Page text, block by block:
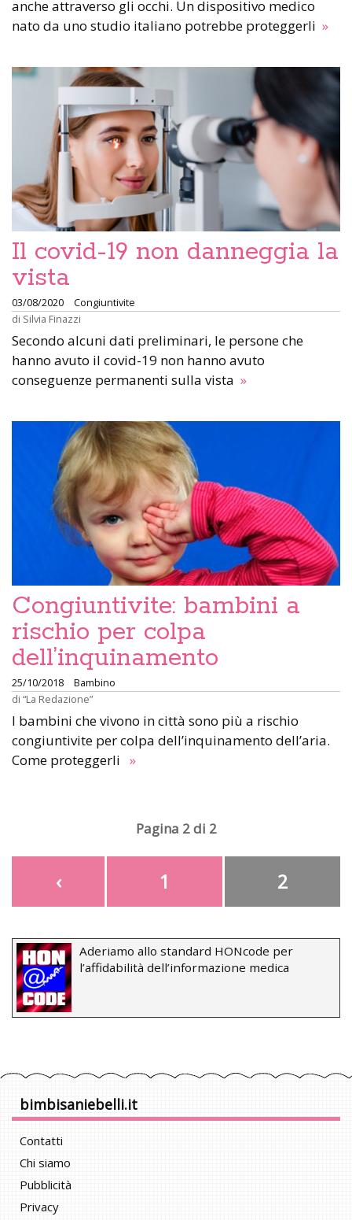
anche attraverso gli occhi. Un dispositivo medico
nato da uno studio italiano potrebbe proteggerli »
Il covid-19 non danneggia la
vista
03/08/2020
Congiuntivite
di Silvia Finazzi
Secondo alcuni dati preliminari, le persone che
hanno avuto il covid-19 non hanno avuto
conseguenze permanenti sulla vista »
Congiuntivite: bambini a
rischio per colpa
dell’inquinamento
25/10/2018
Bambino
di “La Redazione”
I bambini che vivono in città sono più a rischio
congiuntivite per colpa dell’inquinamento dell’aria.
Come proteggerli »
Pagina 2 di 2
‹ 1 2
Aderiamo allo standard HONcode per
l’affidabilità dell’informazione medica
bimbisaniebelli.it
Contatti
Chi siamo
Pubblicità
Privacy